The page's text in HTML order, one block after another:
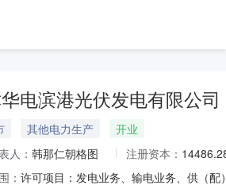
电滨港光伏发电有限公司
其他电力生产
开业
人： 韩那仁朝格图 注册资本：
：